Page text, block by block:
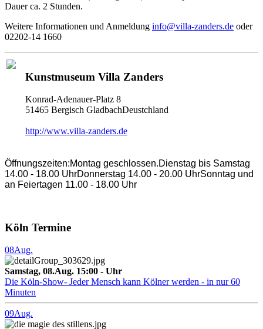
Dauer ca. 2 Stunden.
Weitere Informationen und Anmeldung info@villa-zanders.de oder
02202-14 1660
Kunstmuseum Villa Zanders
Konrad-Adenauer-Platz 8
51465 Bergisch GladbachDeustchland
http://www.villa-zanders.de
Öffnungszeiten:Montag geschlossen.Dienstag bis Samstag
14.00 - 18.00 UhrDonnerstag 14.00 - 20.00 UhrSonntag und
an Feiertagen 11.00 - 18.00 Uhr
Köln Termine
08Aug.
Samstag, 08.Aug. 15:00 - Uhr
Die Köln-Show- Jeder Mensch kann Kölner werden - in nur 60
Minuten
09Aug.